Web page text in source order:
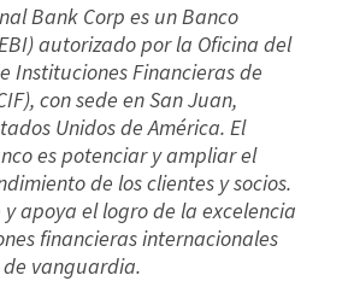
Bank Corp es un Banco
autorizado por la Oficina del
Instituciones Financieras de
con sede en San Juan,
Unidos de América. El
es potenciar y ampliar el
de los clientes y socios.
y apoya el logro de la excelencia
financieras internacionales
vanguardia.